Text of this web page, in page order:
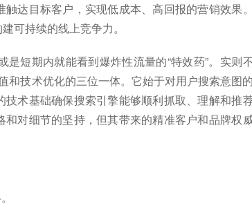
达目标客户，实现低成本、高回报的营销效果。
可持续的线上竞争力。
短期内就能看到爆炸性流量的“特效药”。实则
和技术优化的三位一体。它始于对用户搜索意图的
术基础确保搜索引擎能够顺利抓取、理解和推
对细节的坚持，但其带来的精准客户和品牌权